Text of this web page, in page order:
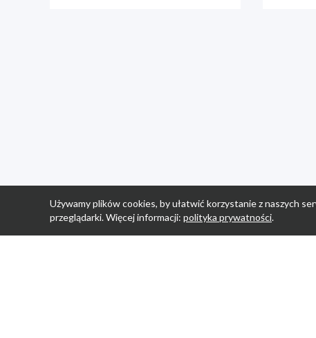
Używamy plików cookies, by ułatwić korzystanie z naszych
przeglądarki. Więcej informacji: polityka prywatności.